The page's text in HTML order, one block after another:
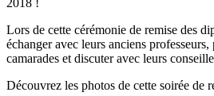
2018 !
Lors de cette cérémonie de remise des
échanger avec leurs anciens professeurs,
camarades et discuter avec leurs
Découvrez les photos de cette soirée de